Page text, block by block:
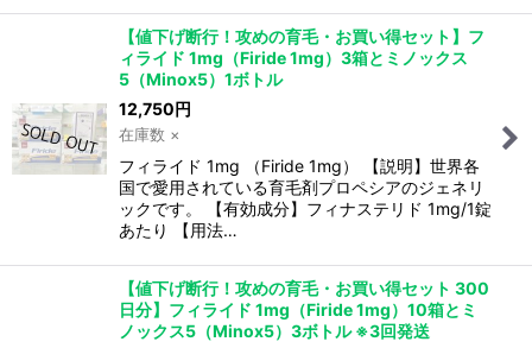
【値下げ断行！攻めの育毛・お買い得セット】フ
ィライド 1mg（Firide 1mg）3箱とミノックス
5（Minox5）1ボトル
12,750円
在庫数 ×
フィライド 1mg （Firide 1mg） 【説明】世界各
国で愛用されている育毛剤プロペシアのジェネリ
ックです。 【有効成分】フィナステリド 1mg/1錠
あたり 【用法…
【値下げ断行！攻めの育毛・お買い得セット 300
日分】フィライド 1mg（Firide 1mg）10箱とミ
ノックス5（Minox5）3ボトル ※3回発送